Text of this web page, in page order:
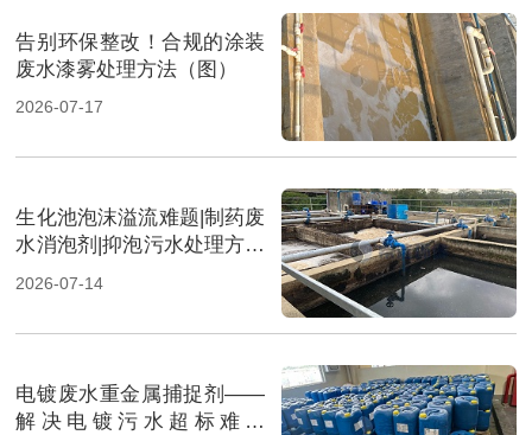
告别环保整改！合规的涂装
废水漆雾处理方法（图）
2026-07-17
生化池泡沫溢流难题|制药废
水消泡剂|抑泡污水处理方案
（图）
2026-07-14
电镀废水重金属捕捉剂——
解决电镀污水超标难题